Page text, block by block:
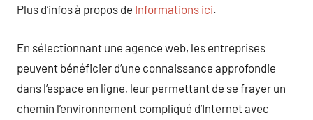
Plus d’infos à propos de Informations ici.
En sélectionnant une agence web, les entreprises
peuvent bénéficier d’une connaissance approfondie
dans l’espace en ligne, leur permettant de se frayer un
chemin l’environnement compliqué d’Internet avec